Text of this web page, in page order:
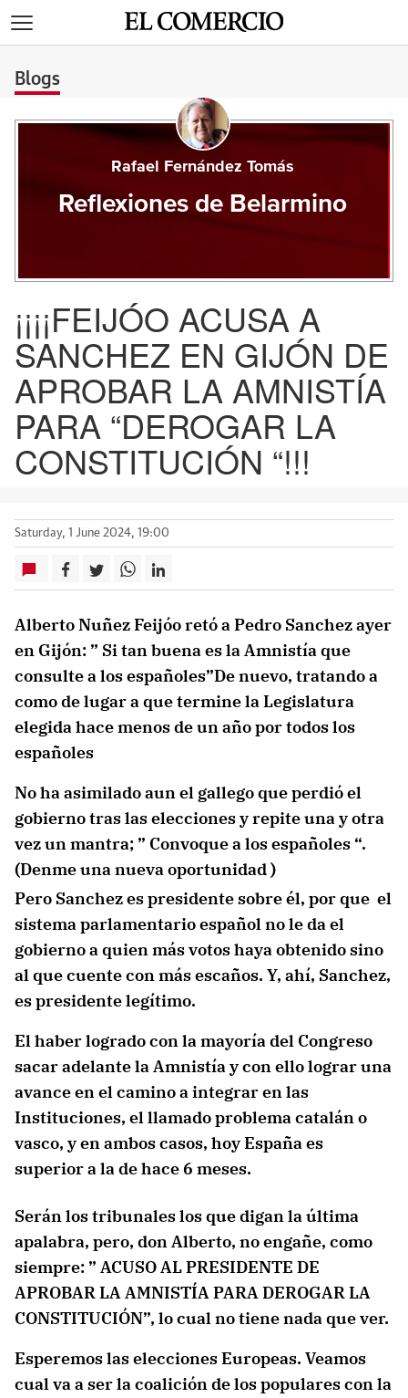
Blogs
Rafael Fernández Tomás
Reflexiones de Belarmino
¡¡¡¡FEIJÓO ACUSA A
SANCHEZ EN GIJÓN DE
APROBAR LA AMNISTÍA
PARA “DEROGAR LA
CONSTITUCIÓN “!!!
Saturday, 1 June 2024, 19:00
Alberto Nuñez Feijóo retó a Pedro Sanchez ayer
en Gijón: ” Si tan buena es la Amnistía que
consulte a los españoles”De nuevo, tratando a
como de lugar a que termine la Legislatura
elegida hace menos de un año por todos los
españoles
No ha asimilado aun el gallego que perdió el
gobierno tras las elecciones y repite una y otra
vez un mantra; ” Convoque a los españoles “.
(Denme una nueva oportunidad )
Pero Sanchez es presidente sobre él, por que el
sistema parlamentario español no le da el
gobierno a quien más votos haya obtenido sino
al que cuente con más escaños. Y, ahí, Sanchez,
es presidente legítimo.
El haber logrado con la mayoría del Congreso
sacar adelante la Amnistía y con ello lograr una
avance en el camino a integrar en las
Instituciones, el llamado problema catalán o
vasco, y en ambos casos, hoy España es
superior a la de hace 6 meses.
Serán los tribunales los que digan la última
apalabra, pero, don Alberto, no engañe, como
siempre: ” ACUSO AL PRESIDENTE DE
APROBAR LA AMNISTÍA PARA DEROGAR LA
CONSTITUCIÓN”, lo cual no tiene nada que ver.
Esperemos las elecciones Europeas. Veamos
cual va a ser la coalición de los populares con la